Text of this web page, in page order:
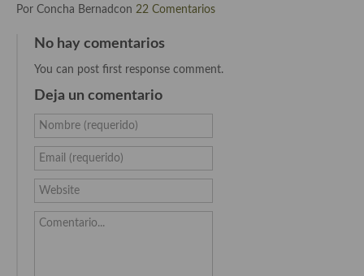
Cocina Turca
Por Concha Bernadcon 22 Comentarios
No hay comentarios
You can post first response comment.
Deja un comentario
Nombre (requerido)
Email (requerido)
Website
Comentario...